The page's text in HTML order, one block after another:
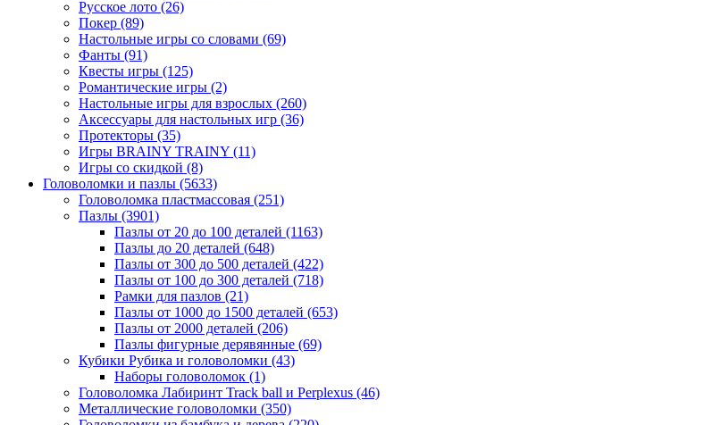
Русское лото (26)
Покер (89)
Настольные игры со словами (69)
Фанты (91)
Квесты игры (125)
Романтические игры (2)
Настольные игры для взрослых (260)
Аксессуары для настольных игр (36)
Протекторы (35)
Игры BRAINY TRAINY (11)
Игры со скидкой (8)
Головоломки и пазлы (5633)
Головоломка пластмассовая (251)
Пазлы (3901)
Пазлы от 20 до 100 деталей (1163)
Пазлы до 20 деталей (648)
Пазлы от 300 до 500 деталей (422)
Пазлы от 100 до 300 деталей (718)
Рамки для пазлов (21)
Пазлы от 1000 до 1500 деталей (653)
Пазлы от 2000 деталей (206)
Пазлы фигурные дерявянные (69)
Кубики Рубика и головоломки (43)
Наборы головоломок (1)
Головоломка Лабиринт Track ball и Perplexus (46)
Металлические головоломки (350)